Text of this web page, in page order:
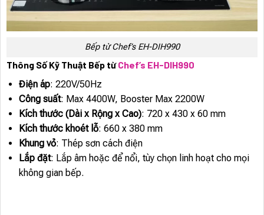
Bếp từ Chef’s EH-DIH990
Thông Số Kỹ Thuật Bếp từChef’s EH-DIH990
Điện áp: 220V/50Hz
Công suất: Max 4400W, Booster Max 2200W
Kích thước (Dài x Rộng x Cao): 720 x 430 x 60 mm
Kích thước khoét lỗ: 660 x 380 mm
Khung vỏ: Thép sơn cách điện
Lắp đặt: Lắp âm hoặc để nổi, tùy chọn linh hoạt cho mọi
không gian bếp.